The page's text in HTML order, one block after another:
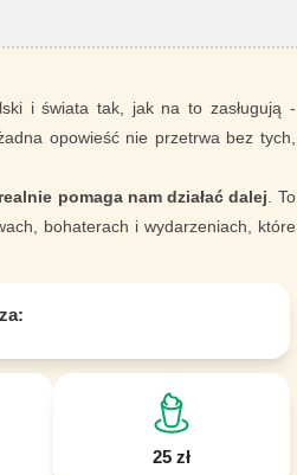
i świata tak, jak na to zasługują -
opowieść nie przetrwa bez tych,
pomaga nam działać dalej . To
bohaterach i wydarzeniach, które
25 zł